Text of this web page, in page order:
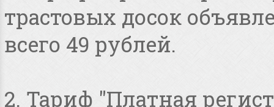
трастовых досок
всего 49 рублей.
2. Тариф "Платная